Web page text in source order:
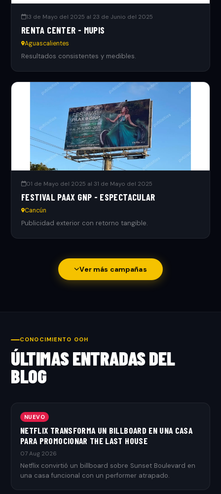
13 de Mayo del 2025 al 23 de Junio del 2025
RENTA CENTER - MUPIS
Aguascalientes
Resultados consistentes y medibles.
01 de Mayo del 2025 al 31 de Mayo del 2025
FESTIVAL PAAX GNP - ESPECTACULAR
Cancún
Publicidad exterior con retorno tangible.
Ver más campañas
CONOCIMIENTO OOH
ÚLTIMAS ENTRADAS DEL
BLOG
NUEVO
NETFLIX TRANSFORMA UN BILLBOARD EN UNA CASA
PARA PROMOCIONAR THE LAST HOUSE
07 Aug 2026
Netflix convirtió un billboard sobre Sunset Boulevard en
una casa funcional con un performer atrapado.